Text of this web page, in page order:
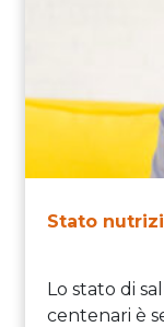
Stato
Lo stato di
centenari è